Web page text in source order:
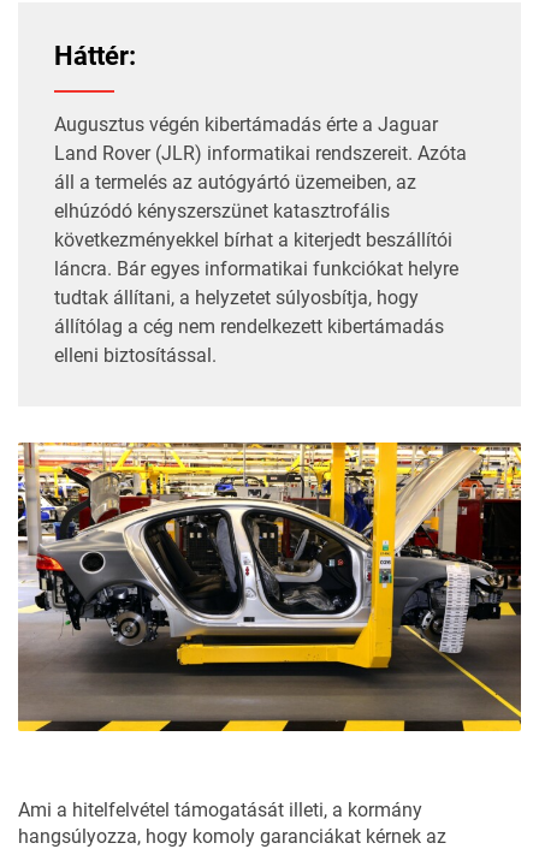
Háttér:
Augusztus végén kibertámadás érte a Jaguar
Land Rover (JLR) informatikai rendszereit. Azóta
áll a termelés az autógyártó üzemeiben, az
elhúzódó kényszerszünet katasztrofális
következményekkel bírhat a kiterjedt beszállítói
láncra. Bár egyes informatikai funkciókat helyre
tudtak állítani, a helyzetet súlyosbítja, hogy
állítólag a cég nem rendelkezett kibertámadás
elleni biztosítással.
Ami a hitelfelvétel támogatását illeti, a kormány
hangsúlyozza, hogy komoly garanciákat kérnek az